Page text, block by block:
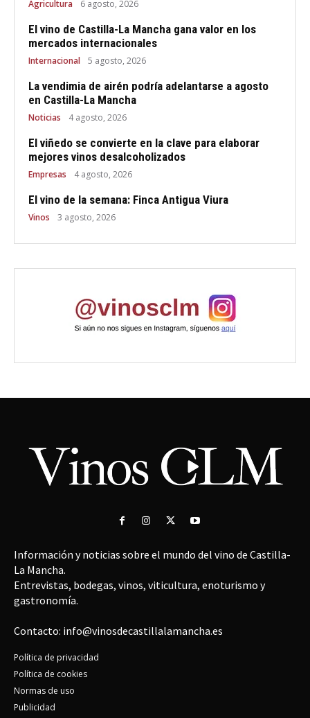
Agricultura 6 agosto, 2026
El vino de Castilla-La Mancha gana valor en los
mercados internacionales
Internacional 5 agosto, 2026
La vendimia de airén podría adelantarse a agosto
en Castilla-La Mancha
Noticias 4 agosto, 2026
El viñedo se convierte en la clave para elaborar
mejores vinos desalcoholizados
Empresas 4 agosto, 2026
El vino de la semana: Finca Antigua Viura
Vinos 3 agosto, 2026
Información y noticias sobre el mundo del vino de Castilla-
La Mancha.
Entrevistas, bodegas, vinos, viticultura, enoturismo y
gastronomía.
Contacto: info@vinosdecastillalamancha.es
Política de privacidad
Política de cookies
Normas de uso
Publicidad